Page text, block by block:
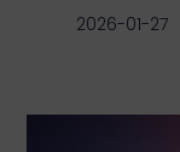
2026-01-27